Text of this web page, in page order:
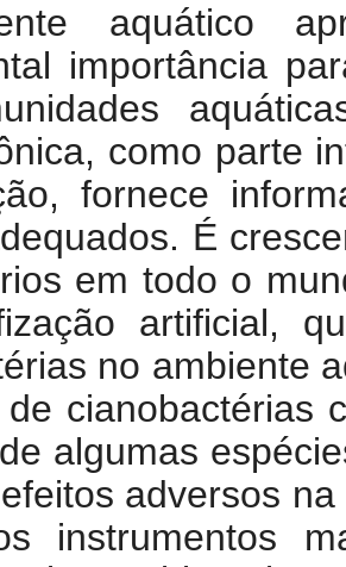
aquático
importância
como parte
fornece
É
em todo o
artificial,
no ambiente
cianobactérias
algumas
adversos
instrumentos